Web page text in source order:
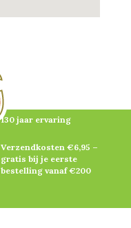
130 jaar ervaring
Verzendkosten €6,95 –
gratis bij je eerste
bestelling vanaf €200